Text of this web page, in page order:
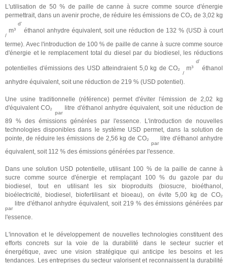
L'utilisation de 50 % de paille de canne à sucre comme source d'énergie
permettrait, dans un avenir proche, de réduire les émissions de CO₂ de 3,02 kg
/
m³
d'
éthanol anhydre équivalent, soit une réduction de 132 % (USD à court
terme).Avec l'introduction de 100 % de paille de canne à sucre comme source
d'énergie et le remplacement total du diesel par du biodiesel, les réductions
potentielles d'émissions des USD atteindraient 5,0 kg de CO₂
/
m³
d'
éthanol
anhydre équivalent, soit une réduction de 219 % (USD potentiel).
Une usine traditionnelle (référence) permet d'éviter l'émission de 2,02 kg
d'équivalent CO₂
par
litre d'éthanol anhydre équivalent, soit une réduction de
89 % des émissions générées par l'essence. L'introduction de nouvelles
technologies disponibles dans le système USD permet, dans la solution de
pointe, de réduire les émissions de 2,56 kg de CO₂
par
litre d'éthanol anhydre
équivalent, soit 112 % des émissions générées par l'essence.
Dans une solution USD potentielle, utilisant 100 % de la paille de canne à
sucre comme source d'énergie et remplaçant 100 % du gazole par du
biodiesel, tout en utilisant les six bioproduits (biosucre, bioéthanol,
bioélectricité, biodiesel, biofertilisant et bioeau), on évite 5,00 kg de CO₂
par
litre d'éthanol anhydre équivalent, soit 219 % des émissions générées par
l'essence.
L'innovation et le développement de nouvelles technologies constituent des
efforts concrets sur la voie de la durabilité dans le secteur sucrier et
énergétique, avec une vision stratégique qui anticipe les besoins et les
tendances. Les entreprises du secteur valorisent et reconnaissent la durabilité